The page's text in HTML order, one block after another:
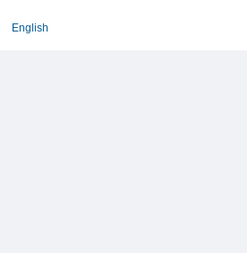
English